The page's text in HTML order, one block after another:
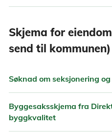
Skjema for
send til kommunen)
Søknad om seksjonering
Byggesaksskjema fra
byggkvalitet